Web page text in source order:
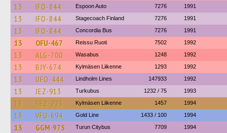
13 IFO-844 Espoon Auto 7276 1991
13 IFO-844 Stagecoach Finland 7276 1991
13 IFO-844 Concordia Bus 7276 1991
13 OFU-467 Reissu Ruoti 7502 1992
13 ALG-700 Wasabus 1248 1992
13 BJY-674 Kylmäsen Liikenne 1293 1992
13 UFO-444 Lindholm Lines 147933 1992
13 JEZ-913 Turkubus 1232 / 75 1993
13 SEZ-223 Kylmäsen Liikenne 1457 1994
13 VFU-694 Gold Line 1433 / 100 1994
13 GGM-975 Turun Citybus 7709 1994